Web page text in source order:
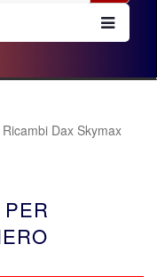
Ricambi Dax Skymax